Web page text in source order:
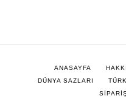
ANASAYFA
DÜNYA SAZLARI